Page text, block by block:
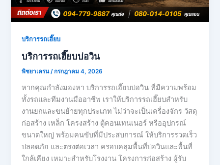
บริการรถเฮี๊ยบ
บริการรถเฮี๊ยบบ่อวิน
พิชยาเครน /กรกฎาคม 4, 2026
หากคุณกำลังมองหา บริการรถเฮี๊ยบบ่อวิน ที่มีความพร้อม
ทั้งรถและทีมงานมืออาชีพ เราให้บริการรถเฮี๊ยบสำหรับ
งานยกและขนย้ายทุกประเภท ไม่ว่าจะเป็นเครื่องจักร วัสดุ
ก่อสร้าง เหล็ก โครงสร้าง ตู้คอนเทนเนอร์ หรืออุปกรณ์
ขนาดใหญ่ พร้อมคนขับที่มีประสบการณ์ ให้บริการรวดเร็ว
ปลอดภัย และตรงต่อเวลา ครอบคลุมพื้นที่บ่อวินและพื้นที่
ใกล้เคียง เหมาะสำหรับโรงงาน โครงการก่อสร้าง ผู้รับ